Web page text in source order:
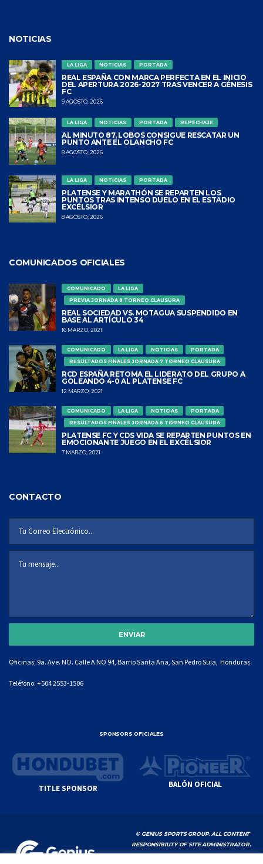
NOTICIAS
LA LIGA NOTICIAS PORTADA
REAL ESPAÑA CON MARCA PERFECTA EN EL INICIO
DEL APERTURA 2026-2027 TRAS VENCER A GÉNESIS
FC
9 AGOSTO, 2026
LA LIGA NOTICIAS PORTADA REPECHAJE
AL MINUTO 87, LOBOS CONSIGUE RESCATAR UN
PUNTO ANTE EL OLANCHO FC
8 AGOSTO, 2026
LA LIGA NOTICIAS PORTADA
PLATENSE Y MARATHÓN SE REPARTEN LOS
PUNTOS TRAS INTENSO DUELO EN EL ESTADIO
EXCÉLSIOR
8 AGOSTO, 2026
COMUNICADOS OFICIALES
COMUNICADO
LA LIGA
PREVIA JORNADA 8 TORNEO CLAUSURA
REAL SOCIEDAD VS. MOTAGUA SUSPENDIDO EN
BASE AL ARTÍCULO 34
16 MARZO, 2021
COMUNICADO LA LIGA NOTICIAS
PORTADA
RESULTADOS FINALES JORNADA 7 TORNEO CLAUSURA
RCD ESPAÑA RETOMA EL LIDERATO DEL GRUPO A
GOLEANDO 4-0 AL PLATENSE FC
12 MARZO, 2021
COMUNICADO LA LIGA NOTICIAS
PORTADA
RESULTADOS FINALES JORNADA 6 TORNEO CLAUSURA
PLATENSE FC Y CDS VIDA SE REPARTEN PUNTOS EN
EMOCIONANTE JUEGO EN EL EXCÉLSIOR
7 MARZO, 2021
CONTACTO
Oficinas: 9a. Ave. NO. Calle A NO 94, Barrio Santa Ana, San Pedro Sula, Honduras
Teléfono: +504 2553-1506
SPONSORS OFICIALES
TITLE SPONSOR BALÓN OFICIAL
© GENIUS SPORTS GROUP. ALL CONTENT
RESPONSIBILITY OF SITE ADMINISTRATOR.
YOUTUBE TERMS OF SERVICE|GOOGLE